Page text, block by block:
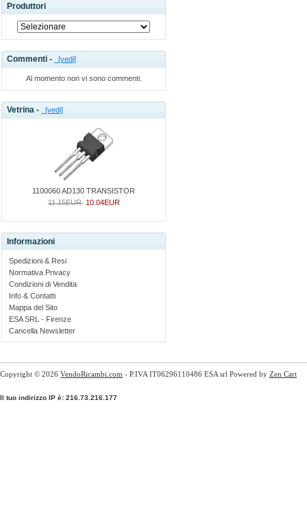
Produttori
Commenti - [vedi]
Al momento non vi sono commenti.
Vetrina - [vedi]
1100060 AD130 TRANSISTOR
11.15EUR 10.04EUR
Informazioni
Spedizioni & Resi
Normativa Privacy
Condizioni di Vendita
Info & Contatti
Mappa del Sito
ESA SRL - Firenze
Cancella Newsletter
Copyright © 2026 VendoRicambi.com - P.IVA IT06296110486 ESA srl Powered by Zen Cart
Il tuo indirizzo IP è: 216.73.216.177